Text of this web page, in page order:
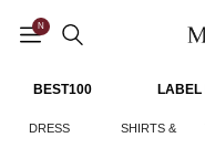
N
BEST100 LABEL
DRESS SHIRTS &